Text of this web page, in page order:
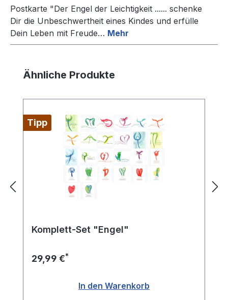
Postkarte "Der Engel der Leichtigkeit ...... schenke
Dir die Unbeschwertheit eines Kindes und erfülle
Dein Leben mit Freude… Mehr
Produktgalerie überspringen
Ähnliche Produkte
Tipp
Komplett-Set "Engel"
29,99 €*
In den Warenkorb